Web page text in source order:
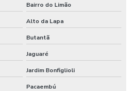
em campinas
em campinas
campinas
Bairro do Limão
Alto da Lapa
Butantã
Jaguaré
Jardim Bonfiglioli
Pacaembú